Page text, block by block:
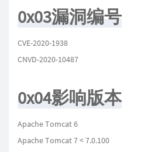
0x03漏洞编号
CVE-2020-1938
CNVD-2020-10487
0x04影响版本
Apache Tomcat 6
Apache Tomcat 7 < 7.0.100